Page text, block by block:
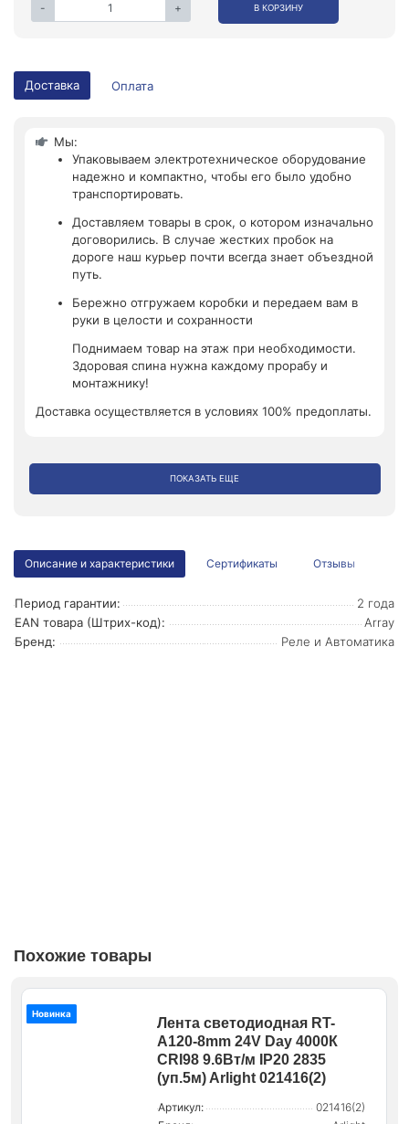
- + В КОРЗИНУ
Доставка Оплата
Мы:
Упаковываем электротехническое оборудование
надежно и компактно, чтобы его было удобно
транспортировать.
Доставляем товары в срок, о котором изначально
договорились. В случае жестких пробок на
дороге наш курьер почти всегда знает объездной
путь.
Бережно отгружаем коробки и передаем вам в
руки в целости и сохранности
Поднимаем товар на этаж при необходимости.
Здоровая спина нужна каждому прорабу и
монтажнику!
Доставка осуществляется в условиях 100% предоплаты.
ПОКАЗАТЬ ЕЩЕ
Описание и характеристики Сертификаты Отзывы
Период гарантии:
2 года
EAN товара (Штрих-код):
Array
Бренд:
Реле и Автоматика
Похожие товары
Новинка
Лента светодиодная RT-
A120-8mm 24V Day 4000К
CRI98 9.6Вт/м IP20 2835
(уп.5м) Arlight 021416(2)
Артикул:
021416(2)